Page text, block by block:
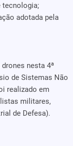
tecnologia;
adotada pela
nesta 4ª
de Sistemas Não
realizado em
militares,
de Defesa).